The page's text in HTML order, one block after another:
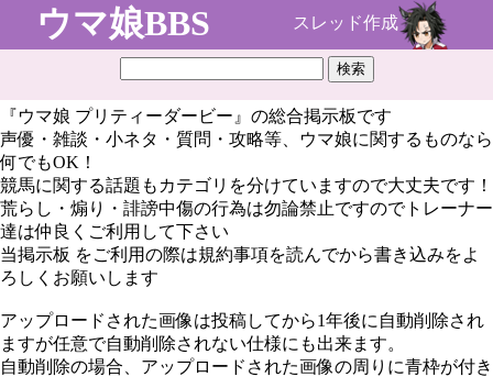
ウマ娘BBS スレッド作成
『ウマ娘 プリティーダービー』の総合掲示板です
声優・雑談・小ネタ・質問・攻略等、ウマ娘に関するものなら
何でもOK！
競馬に関する話題もカテゴリを分けていますので大丈夫です！
荒らし・煽り・誹謗中傷の行為は勿論禁止ですのでトレーナー
達は仲良くご利用して下さい
当掲示板 をご利用の際は規約事項を読んでから書き込みをよ
ろしくお願いします
アップロードされた画像は投稿してから1年後に自動削除され
ますが任意で自動削除されない仕様にも出来ます。
自動削除の場合、アップロードされた画像の周りに青枠が付き